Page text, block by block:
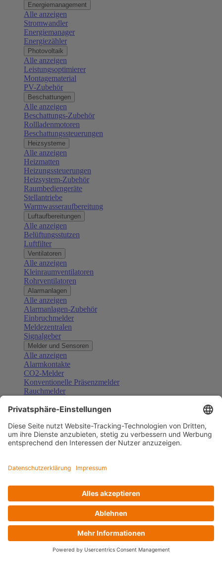
Energiemanagement
Alle anzeigen
Stromwandler
Energiemanager
Energiezähler
Photovoltaik
Alle anzeigen
Leistungsoptimierer
Montagematerial
PV-Zubehör
Beschattungen
Alle anzeigen
Beschattungs-Zubehör
Rollladenmotoren
Beschattungssteuerungen
Heizsysteme
Alle anzeigen
Heizmatten
Heizungssteuerungen
Heizsystem-Zubehör
Raumbediengeräte
Stellantriebe
Warmwasseraufbereitung
Luftaufbereitungen
Alle anzeigen
Belüftungsstutzen
Luftfilter
Ventilatoren
Alle anzeigen
Kleinraumventilatoren
Rohrventilatoren
Alarmanlagen
Alle anzeigen
Alarmanlagen-Zubehör
Einbruchmelder
Meldezentralen
Signalgeber
Melder und Sensoren
Alle anzeigen
Alarmkontakte
CO2-Melder
Konventionelle Präsenzmelder
Rauchmelder
Gefahrenmelder
Türsprechanlagen
Alle anzeigen
Außenstationen
Klingeltaster und Gongs
Sprechanlagen-Sets
Zubehör Türkommunikation
Videoüberwachung
Zubehör Videoüberwachung
Alle anzeigen